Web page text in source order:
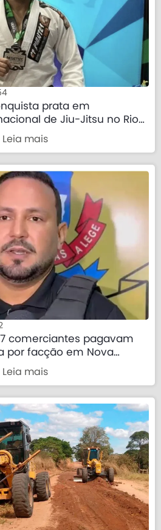
prata em
de Jiu-Jitsu no Rio
Leia mais
comerciantes pagavam
por facção em Nova
Leia mais